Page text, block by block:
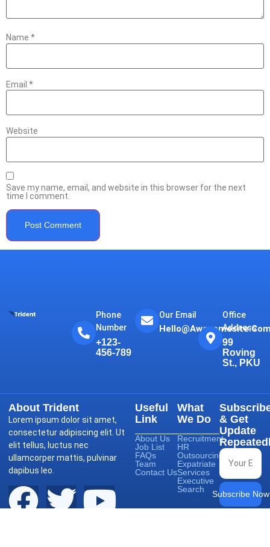
Name *
Email *
Website
Save my name, email, and website in this browser for the next
time I comment.
Phone
Number
+123-
456-789
Our Email
Office
Address
99
Roving
St., PKU
About Trident
Lorem ipsum dolor sit amet,
consectetur adipiscing elit. Ut
elit tellus, luctus nec
ullamcorper mattis, pulvinar
dapibus leo.
Useful
Link
About Us
Job List
FAQs
Team
Contact Us
What
We Do
Recruitment
HR
Outsourcing
Expatriate
Services
Executive
Search
& Get
Update
Subscribe Now